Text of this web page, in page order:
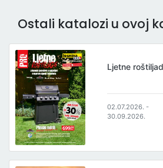
Ostali katalozi u ovoj
Ljetne
02.07.2026. -
30.09.2026.